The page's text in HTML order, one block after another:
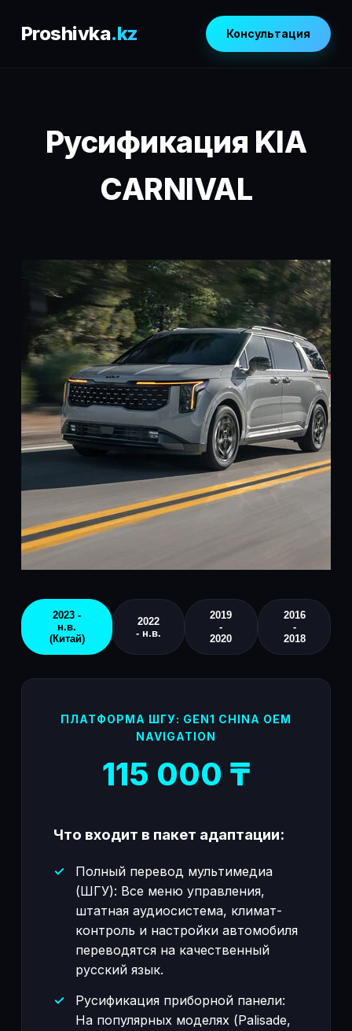
Proshivka.kz Консультация
Русификация KIA
CARNIVAL
2023 -
н.в.
(Китай)
2022
- н.в.
2019
-
2020
2016
-
2018
ПЛАТФОРМА ШГУ: GEN1 CHINA OEM
NAVIGATION
115 000 ₸
Что входит в пакет адаптации:
Полный перевод мультимедиа
(ШГУ): Все меню управления,
штатная аудиосистема, климат-
контроль и настройки автомобиля
переводятся на качественный
русский язык.
Русификация приборной панели:
На популярных моделях (Palisade,